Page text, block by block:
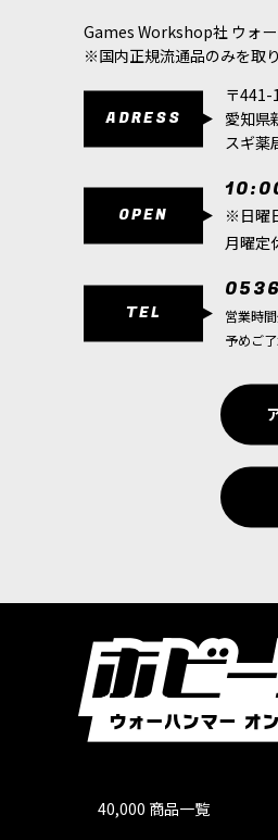
Games Workshop社 ウォ
※国内正規流通品のみを取
ADRESS
〒441-
愛知県
スギ薬
OPEN ※日曜
月曜定
TEL
営業時
予めご了
40,000 商品一覧